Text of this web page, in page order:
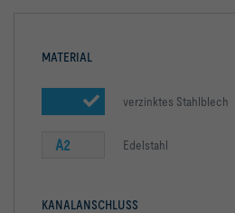
MATERIAL
verzinktes Stahlblech
A2 Edelstahl
KANALANSCHLUSS